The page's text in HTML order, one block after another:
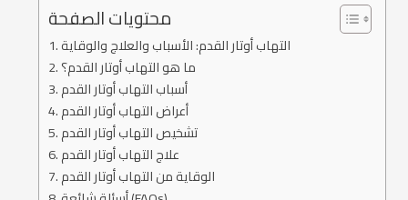
محتويات الصفحة
التهاب أوتار القدم: الأسباب والعلاج والوقاية
ما هو التهاب أوتار القدم؟
أسباب التهاب أوتار القدم
أعراض التهاب أوتار القدم
تشخيص التهاب أوتار القدم
علاج التهاب أوتار القدم
الوقاية من التهاب أوتار القدم